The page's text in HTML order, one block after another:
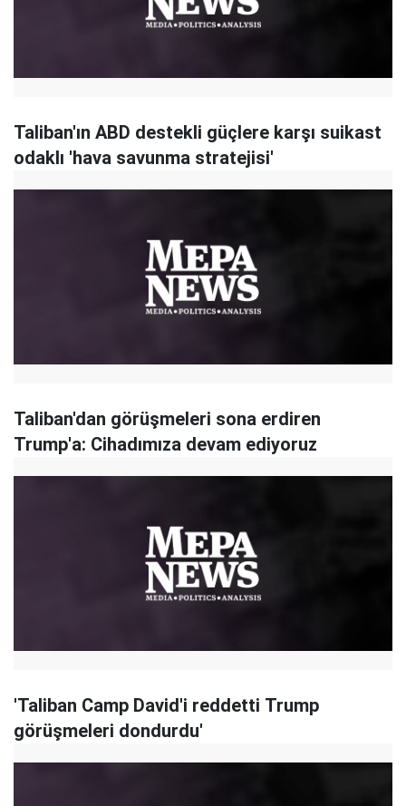
Taliban'ın ABD destekli güçlere karşı suikast
odaklı 'hava savunma stratejisi'
Taliban'dan görüşmeleri sona erdiren
Trump'a: Cihadımıza devam ediyoruz
'Taliban Camp David'i reddetti Trump
görüşmeleri dondurdu'